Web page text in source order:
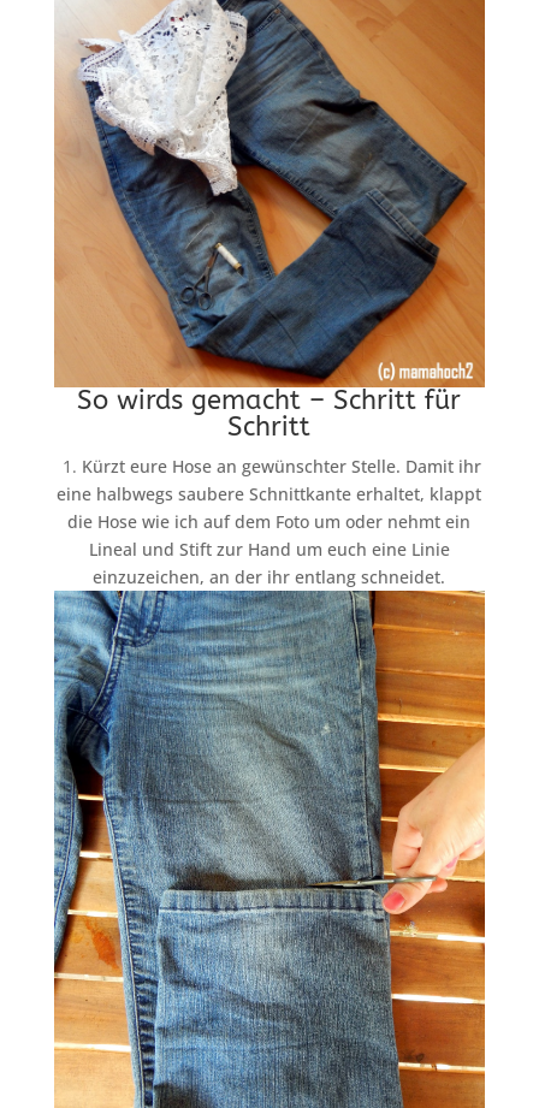
So wirds gemacht – Schritt für
Schritt
1. Kürzt eure Hose an gewünschter Stelle. Damit ihr
eine halbwegs saubere Schnittkante erhaltet, klappt
die Hose wie ich auf dem Foto um oder nehmt ein
Lineal und Stift zur Hand um euch eine Linie
einzuzeichen, an der ihr entlang schneidet.